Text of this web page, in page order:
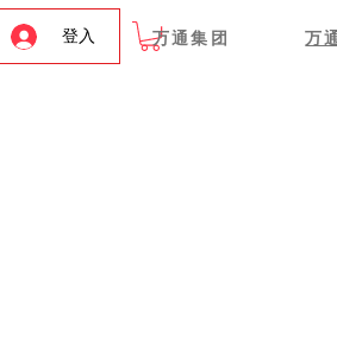
登入 万通集团 万